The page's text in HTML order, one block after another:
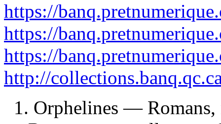
https://
https://
https://
http://
1. Orphelines — Romans,